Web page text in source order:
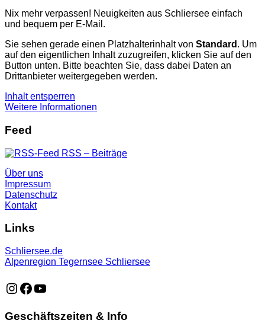
Nix mehr verpassen! Neuigkeiten aus Schliersee einfach
und bequem per E-Mail.
Sie sehen gerade einen Platzhalterinhalt von Standard . Um
auf den eigentlichen Inhalt zuzugreifen, klicken Sie auf den
Button unten. Bitte beachten Sie, dass dabei Daten an
Drittanbieter weitergegeben werden.
Inhalt entsperren
Weitere Informationen
Feed
RSS – Beiträge
Über uns
Impressum
Datenschutz
Kontakt
Links
Schliersee.de
Alpenregion Tegernsee Schliersee
https://www.instagram.com/
https://www.facebook.com/schliersee
https://music.youtube.com/
Geschäftszeiten & Info